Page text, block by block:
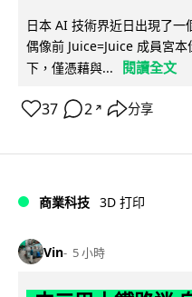
日本 AI 技術界近日出現了
偶像前 Juice=Juice 成員宮
下，僅憑藉與...
閱讀全文
37 2 ↗ 分享
商業科技 3D 打印
Vin 5 小時